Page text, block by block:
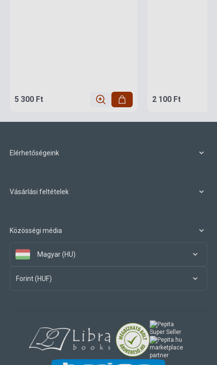
5 300 Ft 2 100 Ft
Elérhetőségeink
Vásárlási feltételek
Közösségi média
Magyar (HU)
Forint (HUF)
marketplace
partner